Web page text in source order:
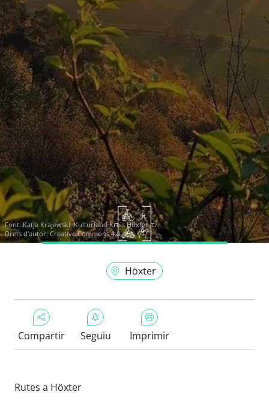
Font:Katja Krajewski, Kulturland Kreis Höxter, c/...
Drets d'autor: Creative Commons 4.0
Höxter
Compartir Seguiu Imprimir
Rutes a Höxter